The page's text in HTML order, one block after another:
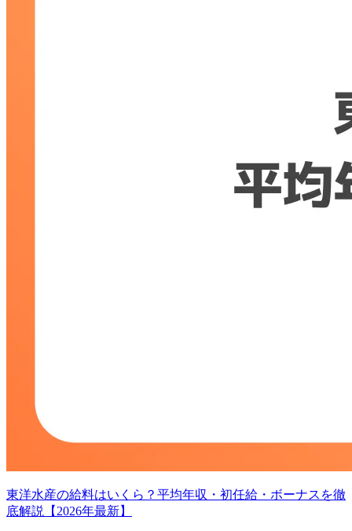
東洋水産の給料はいくら？平均年収・初任給・ボーナスを徹
底解説【2026年最新】